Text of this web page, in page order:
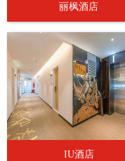
丽枫酒店
IU酒店